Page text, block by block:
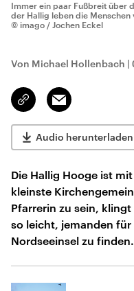
Immer ein paar Fußbreit über
der Hallig leben die Menschen
© imago / Jochen Eckel
Von Michael Hollenbach |
Link
kopieren/teilen
Email
Audio herunterladen
Die Hallig Hooge ist
kleinste
Pfarrerin zu sein,
so leicht, jemanden
Nordseeinsel zu finden.